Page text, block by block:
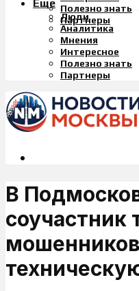
Полезно знать
Партнеры
Еще
Люди
Аналитика
Мнения
Интересное
Полезно знать
Партнеры
В
соучастник